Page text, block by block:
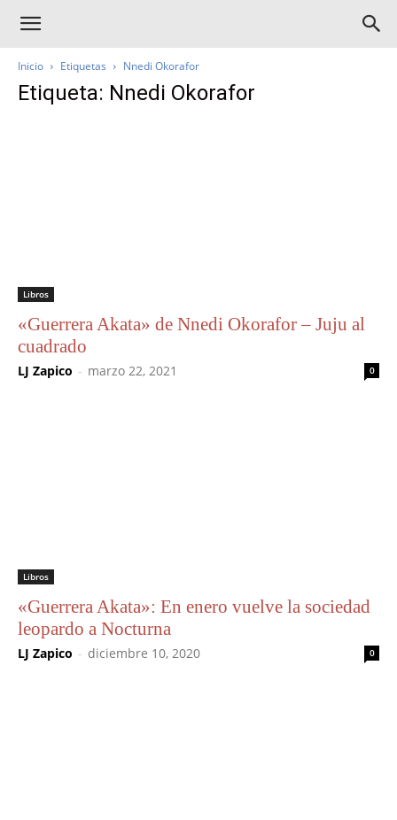
Inicio Etiquetas Nnedi Okorafor
Etiqueta: Nnedi Okorafor
Libros
«Guerrera Akata» de Nnedi Okorafor – Juju al
cuadrado
LJ Zapico - marzo 22, 2021 0
Libros
«Guerrera Akata»: En enero vuelve la sociedad
leopardo a Nocturna
LJ Zapico - diciembre 10, 2020 0